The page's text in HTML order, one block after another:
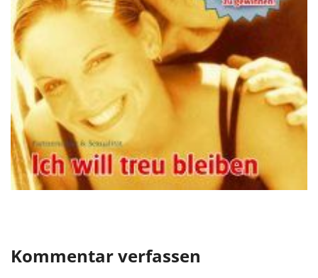
Kommentar verfassen